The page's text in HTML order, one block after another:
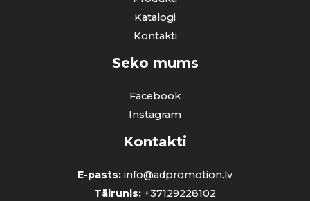
Katalogi
Kontakti
Seko mums
Facebook
Instagram
Kontakti
E-pasts: info@adpromotion.lv
Tālrunis: +37129228102